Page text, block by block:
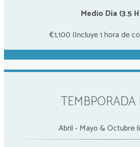
Medio Día (3.5
€1,100 (Incluye 1 hora de
TEMBPORADA
Abril - Mayo & Octubre